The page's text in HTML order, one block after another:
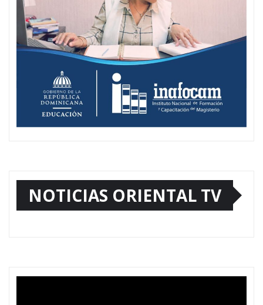
NOTICIAS ORIENTAL TV